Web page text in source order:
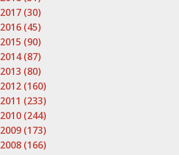
2017 (30)
2016 (45)
2015 (90)
2014 (87)
2013 (80)
2012 (160)
2011 (233)
2010 (244)
2009 (173)
2008 (166)